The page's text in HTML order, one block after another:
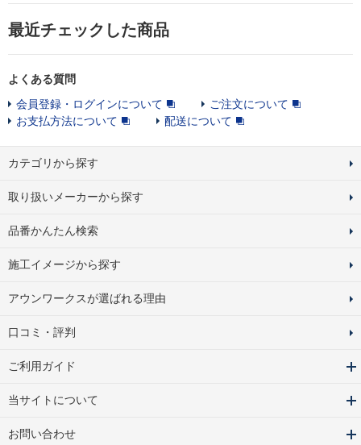
最近チェックした商品
よくある質問
会員登録・ログインについて
ご注文について
お支払方法について
配送について
カテゴリから探す
取り扱いメーカーから探す
品番かんたん検索
施工イメージから探す
アウンワークスが選ばれる理由
口コミ・評判
ご利用ガイド
当サイトについて
お問い合わせ